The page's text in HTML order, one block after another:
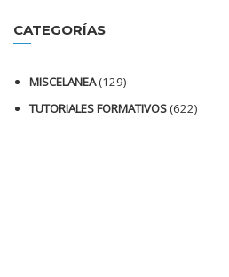
CATEGORÍAS
MISCELANEA(129)
TUTORIALES FORMATIVOS(622)